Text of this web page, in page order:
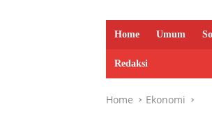
Home Umum
Redaksi
Home Ekonomi